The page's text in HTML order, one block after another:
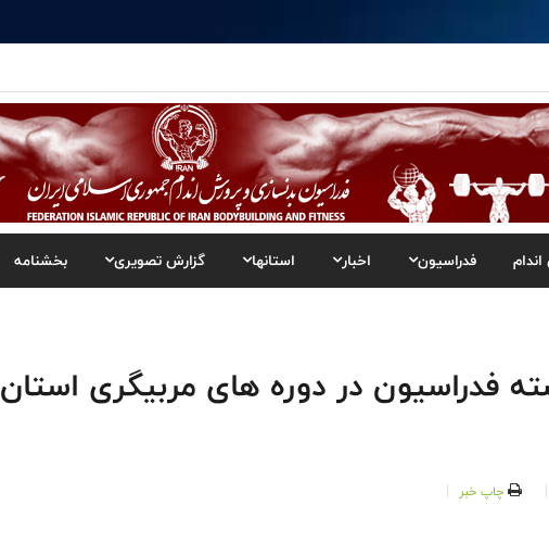
فدراسیون اخبار استانها گزارش تصویری بخشنامه
فدراسیون در دوره های مربیگری استان
چاپ خبر